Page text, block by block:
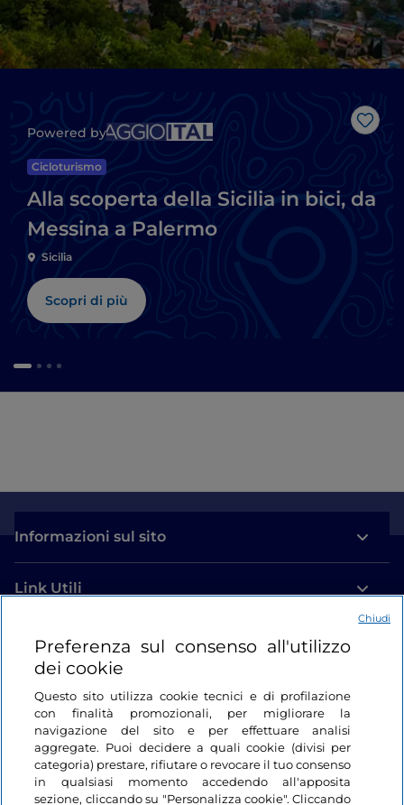
Like
Powered by
Cicloturismo
Alla scoperta della Sicilia in bici, da
Messina a Palermo
Sicilia
Scopri di più
Informazioni sul sito
Link Utili
Login
Restiamo in contatto
Preferenza sul consenso all'utilizzo
dei cookie
Questo sito utilizza cookie tecnici e di profilazione
con finalità promozionali, per migliorare la
navigazione del sito e per effettuare analisi
aggregate. Puoi decidere a quali cookie (divisi per
categoria) prestare, rifiutare o revocare il tuo consenso
in qualsiasi momento accedendo all'apposita
sezione, cliccando su "Personalizza cookie". Cliccando
Chiudi